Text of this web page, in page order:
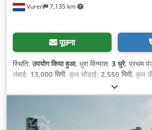
Vuren 7,135 km
पूछना
स्थिति:उपयोग किया हुआ, धुरा विन्यास: 3 धुरे, प्रथम
लंबाई: 13,000 मिमी, कुल चौड़ाई: 2,550 मिमी, कुल
205/65R17,5
उपकरण:एबीएस,